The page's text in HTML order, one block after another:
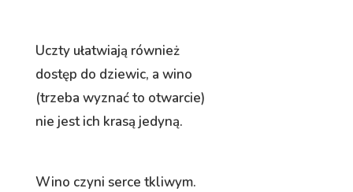
Uczty ułatwiają również
dostęp do dziewic, a wino
(trzeba wyznać to otwarcie)
nie jest ich krasą jedyną.
Wino czyni serce tkliwym.